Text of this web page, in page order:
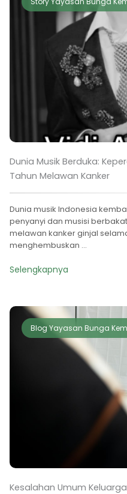
Dunia Musik Berduka:
Tahun Melawan Kanker
Dunia musik Indonesia
penyanyi dan musisi
melawan kanker ginjal
menghembuskan ...
Selengkapnya
Blog Yayasan Bunga
Kesalahan Umum